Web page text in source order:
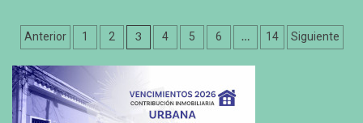
Paginación
de
entradas
Anterior 1 2 3 4 5 6 … 14 Siguiente